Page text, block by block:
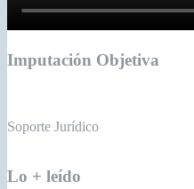
Imputación Objetiva
Soporte Jurídico
Lo + leído